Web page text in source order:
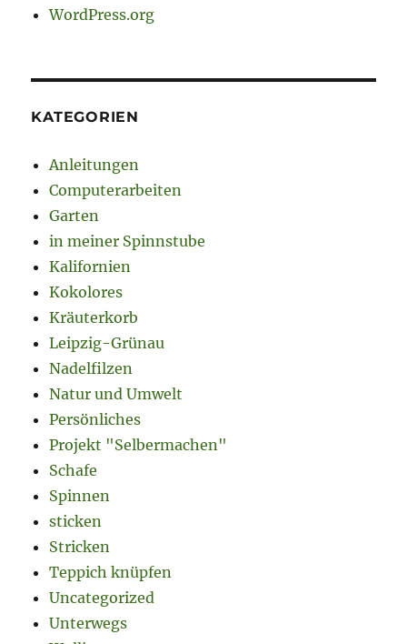
WordPress.org
KATEGORIEN
Anleitungen
Computerarbeiten
Garten
in meiner Spinnstube
Kalifornien
Kokolores
Kräuterkorb
Leipzig-Grünau
Nadelfilzen
Natur und Umwelt
Persönliches
Projekt "Selbermachen"
Schafe
Spinnen
sticken
Stricken
Teppich knüpfen
Uncategorized
Unterwegs